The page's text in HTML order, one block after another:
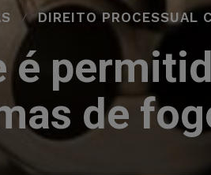
DIREITO PROCESSUAL
é
de